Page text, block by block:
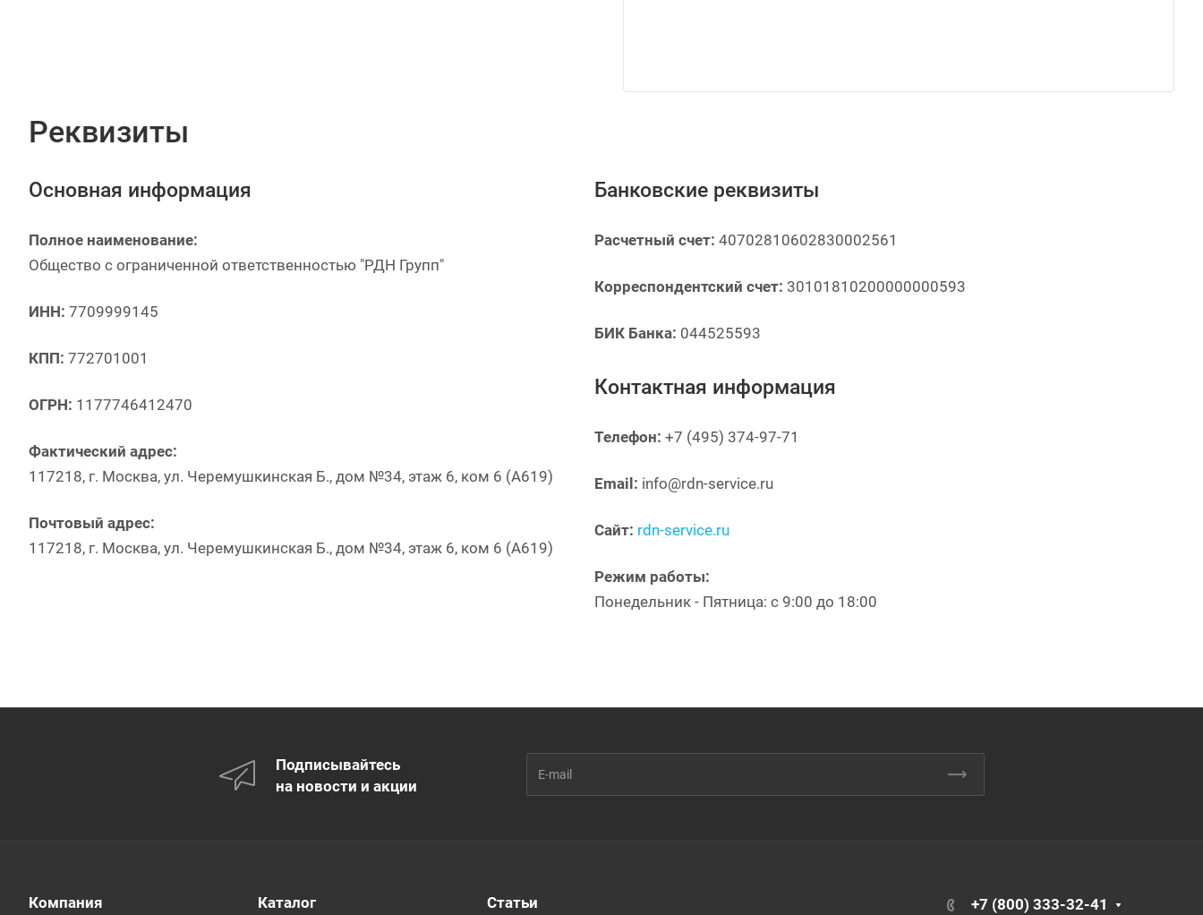
Реквизиты
Основная информация
Полное наименование:
Общество с ограниченной ответственностью "РДН Групп"
ИНН: 7709999145
КПП: 772701001
ОГРН: 1177746412470
Фактический адрес:
117218, г. Москва, ул. Черемушкинская Б., дом №34, этаж 6, ком 6 (А619)
Почтовый адрес:
117218, г. Москва, ул. Черемушкинская Б., дом №34, этаж 6, ком 6 (А619)
Банковские реквизиты
Расчетный счет: 40702810602830002561
Корреспондентский счет: 30101810200000000593
БИК Банка: 044525593
Контактная информация
Телефон: +7 (495) 374-97-71
Email: info@rdn-service.ru
Сайт: rdn-service.ru
Режим работы:
Понедельник - Пятница: с 9:00 до 18:00
Подписывайтесь
на новости и акции
Компания Каталог Статьи +7 (800) 333-32-41